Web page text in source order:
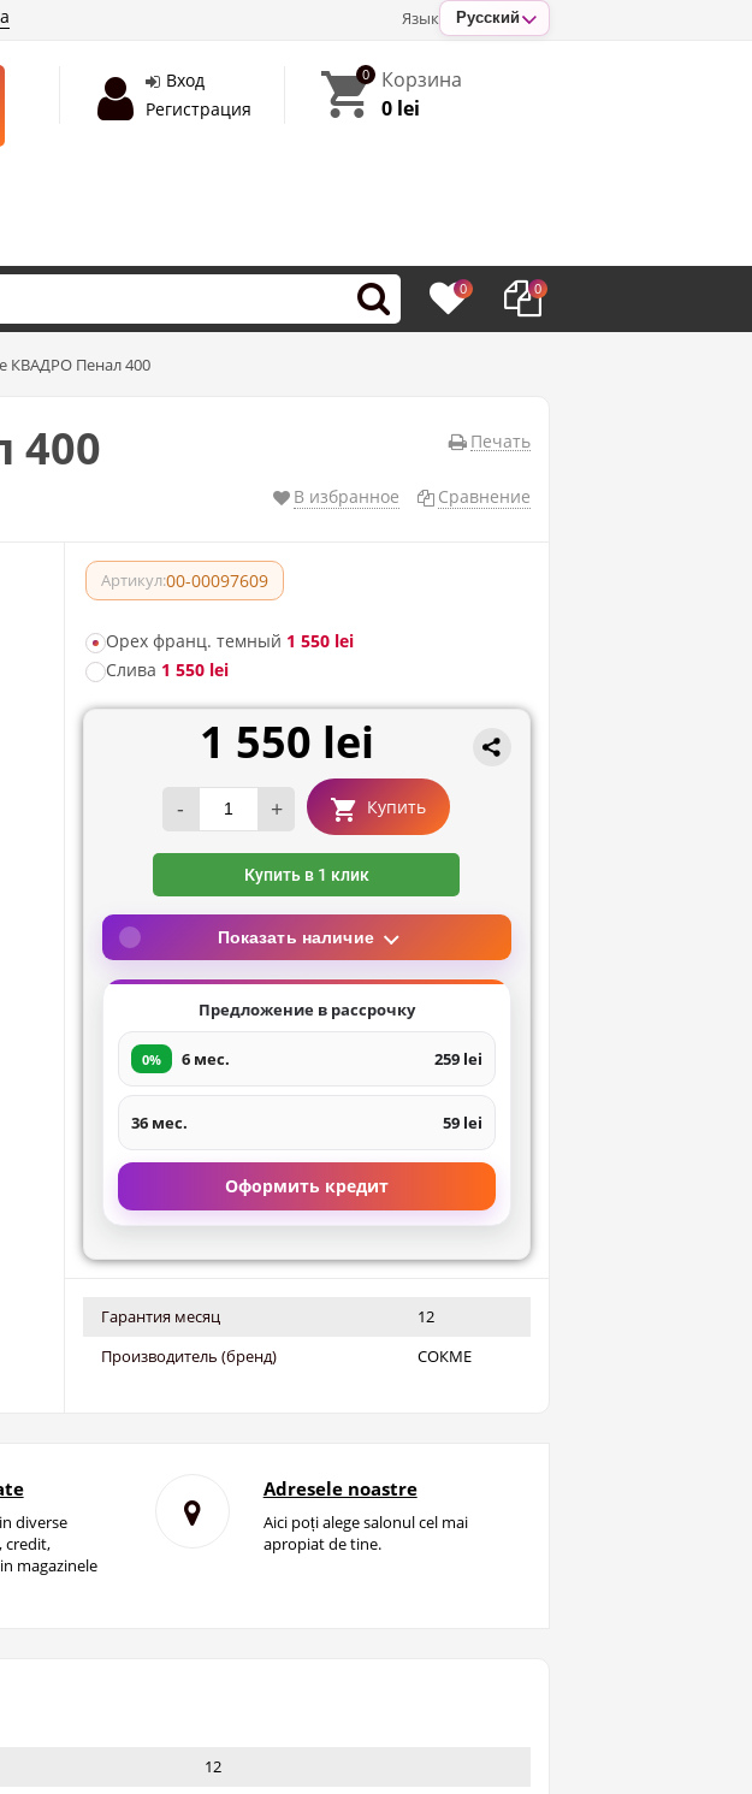
Язык Русский
Вход
Регистрация
0
Корзина
0 lei
0 0
КВАДРО Пенал 400
Печать
400
В избранное Сравнение
Артикул:00-00097609
Орех франц. темный 1 550 lei
Слива 1 550 lei
1 550 lei
- + Купить
Купить в 1 клик
Показать наличие
Предложение в рассрочку
0% 6 мес. 259 lei
36 мес. 59 lei
Оформить кредит
Гарантия месяц
12
Производитель (бренд)
СОКМЕ
diverse
credit,
magazinele
Adresele noastre
Aici poți alege salonul cel mai
apropiat de tine.
12